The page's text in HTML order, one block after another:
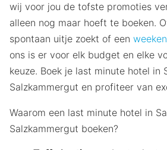
wij voor jou de tofste promoties
alleen nog maar hoeft te boeken.
spontaan uitje zoekt of een
ons is er voor elk budget en elke
keuze. Boek je last minute hotel in
Salzkammergut en profiteer van
Waarom een last minute hotel in
Salzkammergut boeken?